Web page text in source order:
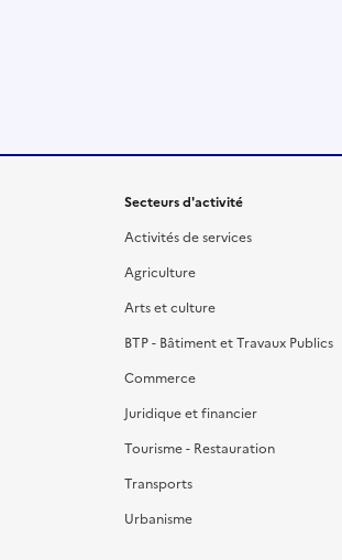
Secteurs d'activité
Activités de services
Agriculture
Arts et culture
BTP - Bâtiment et Travaux Publics
Commerce
Juridique et financier
Tourisme - Restauration
Transports
Urbanisme